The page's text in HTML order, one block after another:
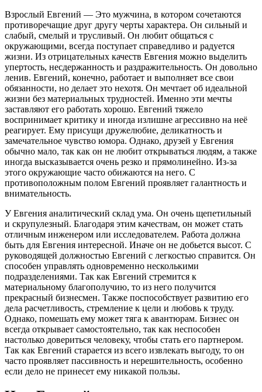
Взрослый Евгений — Это мужчина, в котором сочетаются
противоречащие друг другу черты характера. Он сильный и
слабый, смелый и трусливый. Он любит общаться с
окружающими, всегда поступает справедливо и радуется
жизни. Из отрицательных качеств Евгения можно выделить
упертость, несдержанность и раздражительность. Он довольно
ленив. Евгений, конечно, работает и выполняет все свои
обязанности, но делает это нехотя. Он мечтает об идеальной
жизни без материальных трудностей. Именно эти мечты
заставляют его работать хорошо. Евгений тяжело
воспринимает критику и иногда излишне агрессивно на неё
реагирует. Ему присущи дружелюбие, деликатность и
замечательное чувство юмора. Однако, друзей у Евгения
обычно мало, так как он не любит открываться людям, а также
иногда высказывается очень резко и прямолинейно. Из-за
этого окружающие часто обижаются на него. С
противоположным полом Евгений проявляет галантность и
внимательность.
У Евгения аналитический склад ума. Он очень щепетильный
и скрупулезный. Благодаря этим качествам, он может стать
отличным инженером или исследователем. Работа должна
быть для Евгения интересной. Иначе он не добьется высот. С
руководящей должностью Евгений с легкостью справится. Он
способен управлять одновременно несколькими
подразделениями. Так как Евгений стремится к
материальному благополучию, то из него получится
прекрасный бизнесмен. Также поспособствует развитию его
дела расчетливость, стремление к цели и любовь к труду.
Однако, помешать ему может тяга к авантюрам. Бизнес он
всегда открывает самостоятельно, так как неспособен
настолько довериться человеку, чтобы стать его партнером.
Так как Евгений старается из всего извлекать выгоду, то он
часто проявляет пассивность и нерешительность, особенно
если дело не принесет ему никакой пользы.